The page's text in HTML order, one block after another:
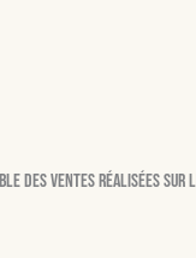
des ventes réalisées sur